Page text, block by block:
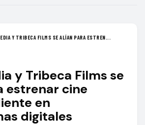
Y TRIBECA FILMS SE ALÍAN PARA ESTREN...
y Tribeca Films se
estrenar cine
en
digitales